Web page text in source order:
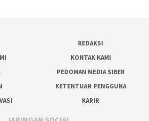
REDAKSI
KONTAK KAMI
PEDOMAN MEDIA SIBER
KETENTUAN PENGGUNA
KARIR